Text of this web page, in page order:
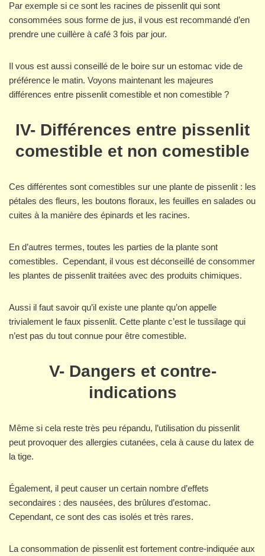
Par exemple si ce sont les racines de pissenlit qui sont
consommées sous forme de jus, il vous est recommandé d’en
prendre une cuillère à café 3 fois par jour.
Il vous est aussi conseillé de le boire sur un estomac vide de
préférence le matin. Voyons maintenant les majeures
différences entre pissenlit comestible et non comestible ?
IV- Différences entre pissenlit
comestible et non comestible
Ces différentes sont comestibles sur une plante de pissenlit : les
pétales des fleurs, les boutons floraux, les feuilles en salades ou
cuites à la manière des épinards et les racines.
En d’autres termes, toutes les parties de la plante sont
comestibles. Cependant, il vous est déconseillé de consommer
les plantes de pissenlit traitées avec des produits chimiques.
Aussi il faut savoir qu’il existe une plante qu’on appelle
trivialement le faux pissenlit. Cette plante c’est le tussilage qui
n’est pas du tout connue pour être comestible.
V- Dangers et contre-
indications
Même si cela reste très peu répandu, l’utilisation du pissenlit
peut provoquer des allergies cutanées, cela à cause du latex de
la tige.
Également, il peut causer un certain nombre d’effets
secondaires : des nausées, des brûlures d’estomac.
Cependant, ce sont des cas isolés et très rares.
La consommation de pissenlit est fortement contre-indiquée aux